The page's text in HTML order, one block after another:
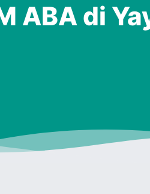
ABA di